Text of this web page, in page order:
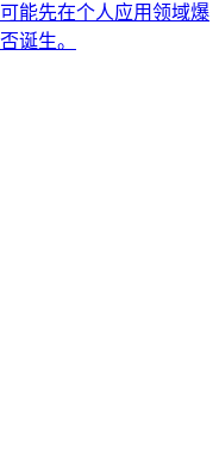
能先在个人应用领域爆
诞生。